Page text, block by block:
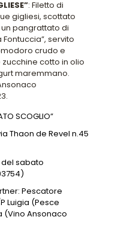
: Filetto di
gigliesi, scottato
pangrattato di
servito
crudo e
cotto in olio
maremmano.
SCOGLIO”
Thaon de Revel n.45
sabato
Pescatore
Luigia (Pesce
(Vino Ansonaco